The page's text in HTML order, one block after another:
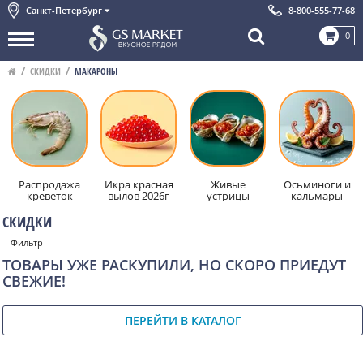
Санкт-Петербург 8-800-555-77-68
0
СКИДКИ МАКАРОНЫ
Распродажа
креветок
Икра красная
вылов 2026г
Живые
устрицы
Осьминоги и
кальмары
СКИДКИ
Фильтр
ТОВАРЫ УЖЕ РАСКУПИЛИ, НО СКОРО ПРИЕДУТ
СВЕЖИЕ!
ПЕРЕЙТИ В КАТАЛОГ